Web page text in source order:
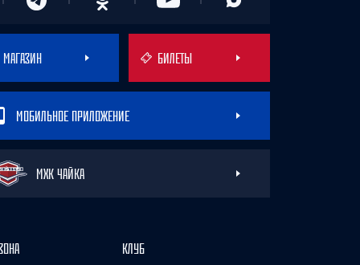
МАГАЗИН БИЛЕТЫ
МОБИЛЬНОЕ ПРИЛОЖЕНИЕ
МХК ЧАЙКА
КЛУБ